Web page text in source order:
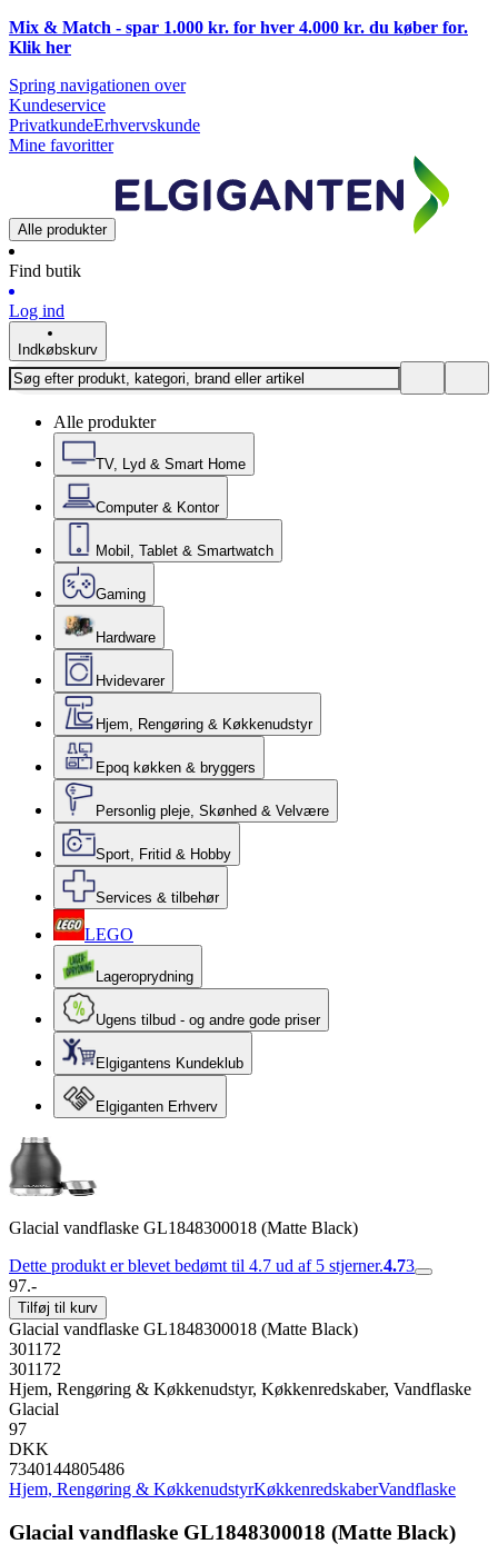
Mix & Match - spar 1.000 kr. for hver 4.000 kr. du køber for.
Klik her
Spring navigationen over
Kundeservice
PrivatkundeErhvervskunde
Mine favoritter
Alle produkter
Find butik
Log ind
Indkøbskurv
Alle produkter
TV, Lyd & Smart Home
Computer & Kontor
Mobil, Tablet & Smartwatch
Gaming
Hardware
Hvidevarer
Hjem, Rengøring & Køkkenudstyr
Epoq køkken & bryggers
Personlig pleje, Skønhed & Velvære
Sport, Fritid & Hobby
Services & tilbehør
LEGO
Lageroprydning
Ugens tilbud - og andre gode priser
Elgigantens Kundeklub
Elgiganten Erhverv
Glacial vandflaske GL1848300018 (Matte Black)
Dette produkt er blevet bedømt til 4.7 ud af 5 stjerner.4.73
97.-
Tilføj til kurv
Glacial vandflaske GL1848300018 (Matte Black)
301172
301172
Hjem, Rengøring & Køkkenudstyr, Køkkenredskaber, Vandflaske
Glacial
97
DKK
7340144805486
Hjem, Rengøring & KøkkenudstyrKøkkenredskaberVandflaske
Glacial vandflaske GL1848300018 (Matte Black)